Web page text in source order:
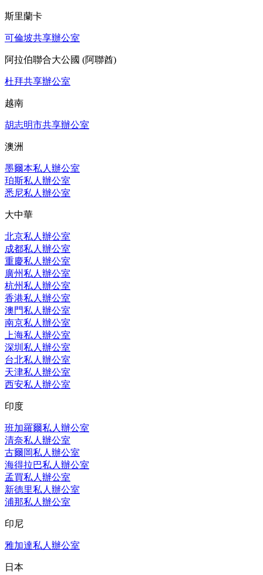
斯里蘭卡
可倫坡共享辦公室
阿拉伯聯合大公國 (阿聯酋)
杜拜共享辦公室
越南
胡志明市共享辦公室
澳洲
墨爾本私人辦公室
珀斯私人辦公室
悉尼私人辦公室
大中華
北京私人辦公室
成都私人辦公室
重慶私人辦公室
廣州私人辦公室
杭州私人辦公室
香港私人辦公室
澳門私人辦公室
南京私人辦公室
上海私人辦公室
深圳私人辦公室
台北私人辦公室
天津私人辦公室
西安私人辦公室
印度
班加羅爾私人辦公室
清奈私人辦公室
古爾岡私人辦公室
海得拉巴私人辦公室
孟買私人辦公室
新德里私人辦公室
浦那私人辦公室
印尼
雅加達私人辦公室
日本